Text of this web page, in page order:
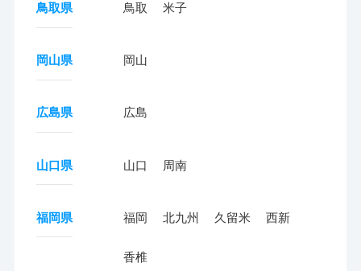
鳥取県 鳥取 米子
岡山県 岡山
広島県 広島
山口県 山口 周南
福岡県 福岡 北九州 久留米 西新
香椎